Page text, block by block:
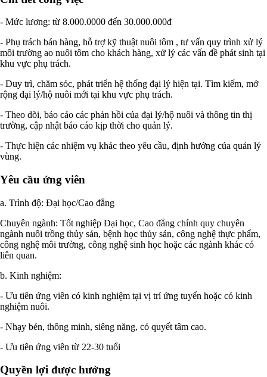
- Mức lương: từ 8.000.0000 đến 30.000.000đ
- Phụ trách bán hàng, hỗ trợ kỹ thuật nuôi tôm , tư vấn quy trình xử lý
môi trường ao nuôi tôm cho khách hàng, xử lý các vấn đề phát sinh tại
khu vực phụ trách.
- Duy trì, chăm sóc, phát triển hệ thống đại lý hiện tại. Tìm kiếm, mở
rộng đại lý/hộ nuôi mới tại khu vực phụ trách.
- Theo dõi, báo cáo các phản hồi của đại lý/hộ nuôi và thông tin thị
trường, cập nhật báo cáo kịp thời cho quản lý.
- Thực hiện các nhiệm vụ khác theo yêu cầu, định hướng của quản lý
vùng.
Yêu cầu ứng viên
a. Trình độ: Đại học/Cao đẳng
Chuyên ngành: Tốt nghiệp Đại học, Cao đẳng chính quy chuyên
ngành nuôi trồng thủy sản, bệnh học thủy sản, công nghệ thực phẩm,
công nghệ môi trường, công nghệ sinh học hoặc các ngành khác có
liên quan.
b. Kinh nghiệm:
- Ưu tiên ứng viên có kinh nghiệm tại vị trí ứng tuyển hoặc có kinh
nghiệm nuôi.
- Nhạy bén, thông minh, siêng năng, có quyết tâm cao.
- Ưu tiên ứng viên từ 22-30 tuổi
Quyền lợi được hưởng